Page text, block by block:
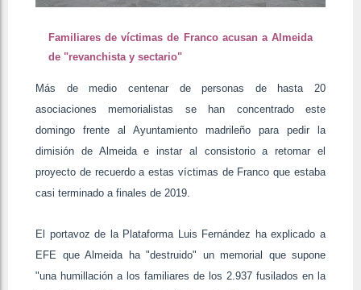
Familiares de víctimas de Franco acusan a Almeida
de "revanchista y sectario"
Más de medio centenar de personas de hasta 20
asociaciones memorialistas se han concentrado este
domingo frente al Ayuntamiento madrileño para pedir la
dimisión de Almeida e instar al consistorio a retomar el
proyecto de recuerdo a estas víctimas de Franco que estaba
casi terminado a finales de 2019.
El portavoz de la Plataforma Luis Fernández ha explicado a
EFE que Almeida ha "destruido" un memorial que supone
"una humillación a los familiares de los 2.937 fusilados en la